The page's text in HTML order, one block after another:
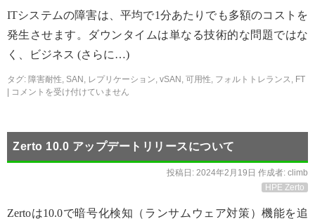
ITシステムの障害は、平均で1分あたりでも多額のコストを
発生させます。ダウンタイムは単なる技術的な問題ではな
く、ビジネス (さらに…)
タグ: 障害耐性, SAN , レプリケーション, vSAN , 可用性, フォルトトレランス, FT
コメントを受け付けていません
Zerto 10.0 アップデートリリースについて
投稿日: 2024年2月19日 作成者: climb
HPE Zerto
Zertoは10.0で暗号化検知（ランサムウェア対策）機能を追